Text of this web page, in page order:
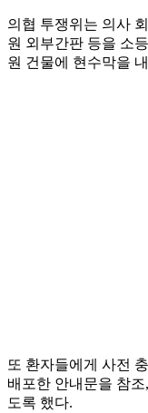
의협 투쟁위는 의사
원 외부간판 등을 소
원 건물에 현수막을
또 환자들에게 사전
배포한 안내문을 참
도록 했다.